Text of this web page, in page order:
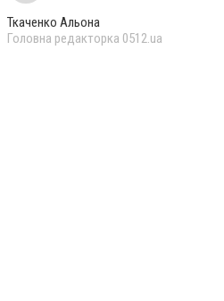
Ткаченко Альона
Головна редакторка 0512.ua